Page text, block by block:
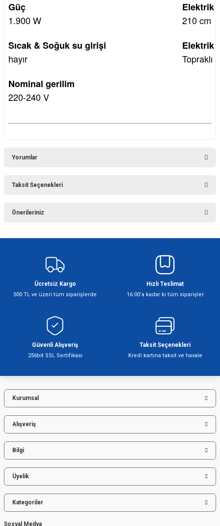
Güç
1.900 W
Elektrik
210 cm
Sıcak & Soğuk su girişi
hayır
Elektrik
Topraklı
Nominal gerilim
220-240 V
Yorumlar
Taksit Seçenekleri
Önerileriniz
Görüş ve önerileriniz için teşekkür ederiz.
Ürün resmi kalitesiz, bozuk veya görüntülenemiyor.
Ürün bilgilerinde hatalar bulunuyor.
Ürün fiyatı diğer sitelerden daha pahalı.
Bu ürüne benzer farklı alternatifler olmalı.
Gönder
Ücretsiz Kargo
500 TL ve üzeri tüm siparişlerde
Hızlı Teslimat
16:00’a kadar ki tüm siparişler
Güvenli Alışveriş
256bit SSL Sertifikası
Taksit Seçenekleri
Kredi kartına taksit ve havale
Kurumsal
Alışveriş
Bilgi
Üyelik
Kategoriler
Sosyal Medya